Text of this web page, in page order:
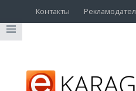
Контакты